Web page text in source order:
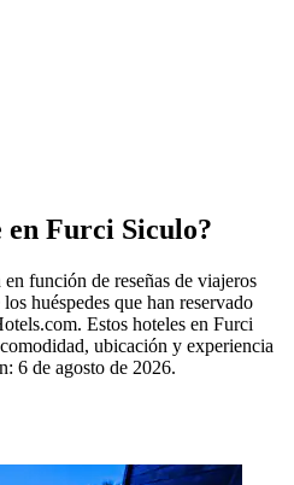
en Furci Siculo?
función de reseñas de viajeros
huéspedes que han reservado
Estos hoteles en Furci
ubicación y experiencia
6 de agosto de 2026.